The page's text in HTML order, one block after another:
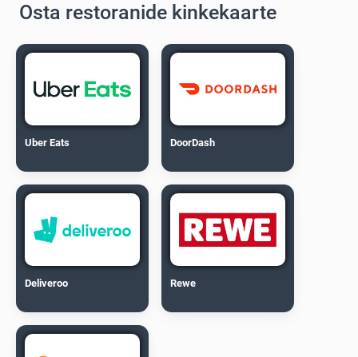
Osta restoranide kinkekaarte
Uber Eats DoorDash
Deliveroo Rewe